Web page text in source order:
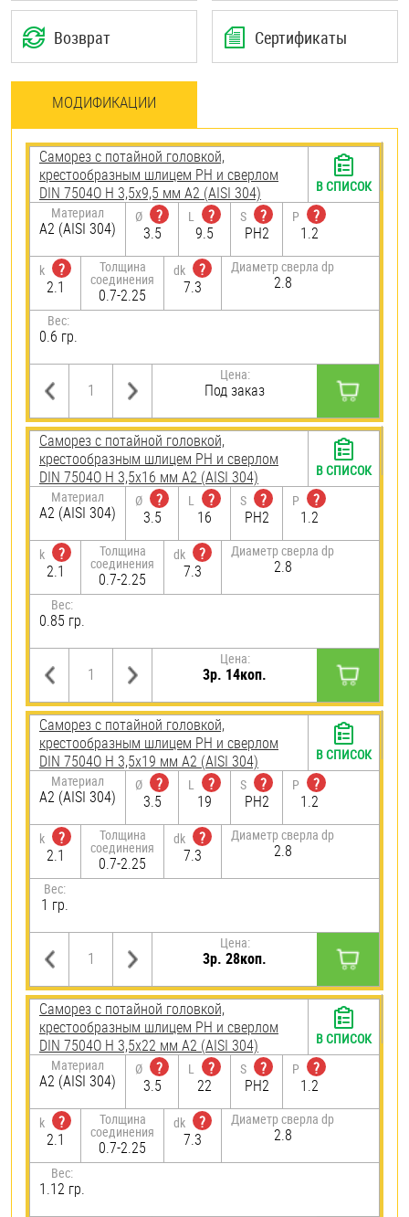
Возврат Сертификаты
МОДИФИКАЦИИ
Саморез с потайной головкой,
крестообразным шлицем PH и сверлом
DIN 7504O H 3,5х9,5 мм А2 (AISI 304)
Материал
А2 (AISI 304)
Ø
?
3.5
L
?
9.5
S
?
PH2
P
?
1.2
k
?
2.1
Толщина
соединения
0.7-2.25
dk
?
7.3
Диаметр сверла dp
2.8
Вес:
0.6 гр.
Цена:
Под заказ
В СПИСОК
Саморез с потайной головкой,
крестообразным шлицем PH и сверлом
DIN 7504O H 3,5х16 мм А2 (AISI 304)
Материал
А2 (AISI 304)
Ø
?
3.5
L
?
16
S
?
PH2
P
?
1.2
k
?
2.1
Толщина
соединения
0.7-2.25
dk
?
7.3
Диаметр сверла dp
2.8
Вес:
0.85 гр.
Цена:
3р. 14коп.
В СПИСОК
Саморез с потайной головкой,
крестообразным шлицем PH и сверлом
DIN 7504O H 3,5х19 мм А2 (AISI 304)
Материал
А2 (AISI 304)
Ø
?
3.5
L
?
19
S
?
PH2
P
?
1.2
k
?
2.1
Толщина
соединения
0.7-2.25
dk
?
7.3
Диаметр сверла dp
2.8
Вес:
1 гр.
Цена:
3р. 28коп.
В СПИСОК
Саморез с потайной головкой,
крестообразным шлицем PH и сверлом
DIN 7504O H 3,5х22 мм А2 (AISI 304)
Материал
А2 (AISI 304)
Ø
?
3.5
L
?
22
S
?
PH2
P
?
1.2
k
?
2.1
Толщина
соединения
0.7-2.25
dk
?
7.3
Диаметр сверла dp
2.8
Вес:
1.12 гр.
В СПИСОК